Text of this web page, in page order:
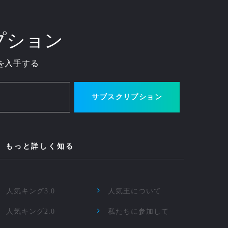
ション
入手する
サブスクリプション
もっと詳しく知る
人気キング3.0
人気キング2.0
人気王について
私たちに参加して